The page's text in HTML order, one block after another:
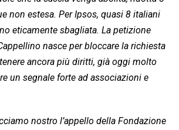
e
d
I
n
a
d
s
l
L
i
n
k
t
non estesa. Per Ipsos, quasi 8 italiani
eticamente sbagliata. La petizione
nasce per bloccare la richiesta
ancora più diritti, già oggi molto
un segnale forte ad associazioni e
nostro l’appello della Fondazione